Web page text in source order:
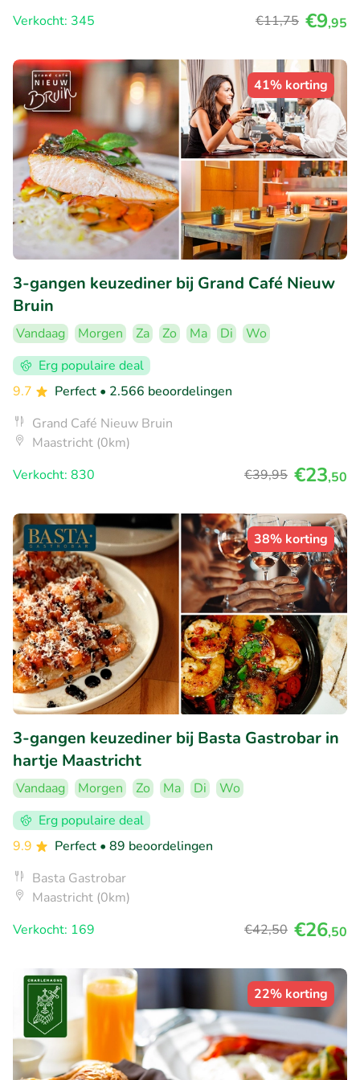
Verkocht: 345
€11,75 €9,95
41% korting
3-gangen keuzediner bij Grand Café Nieuw
Bruin
Vandaag Morgen Za Zo Ma Di
Wo
Erg populaire deal
9.7
Perfect • 2.566 beoordelingen
Grand Café Nieuw Bruin
Maastricht (0km)
Verkocht: 830
€39,95 €23,50
38% korting
3-gangen keuzediner bij Basta Gastrobar in
hartje Maastricht
Vandaag Morgen Zo Ma Di
Wo
Erg populaire deal
9.9
Perfect • 89 beoordelingen
Basta Gastrobar
Maastricht (0km)
Verkocht: 169
€42,50 €26,50
22% korting